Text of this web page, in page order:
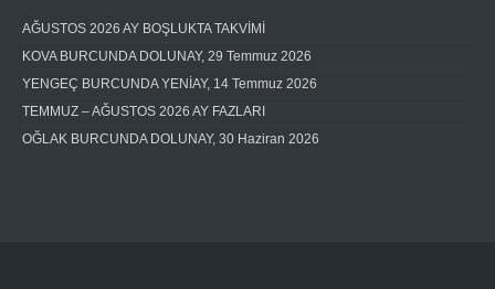
AĞUSTOS 2026 AY BOŞLUKTA TAKVİMİ
KOVA BURCUNDA DOLUNAY, 29 Temmuz 2026
YENGEÇ BURCUNDA YENİAY, 14 Temmuz 2026
TEMMUZ – AĞUSTOS 2026 AY FAZLARI
OĞLAK BURCUNDA DOLUNAY, 30 Haziran 2026